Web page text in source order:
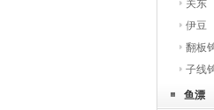
关东
伊豆
翻板
子线
鱼漂